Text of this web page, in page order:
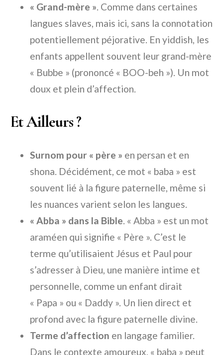
« Grand-mère ». Comme dans certaines
langues slaves, mais ici, sans la connotation
potentiellement péjorative. En yiddish, les
enfants appellent souvent leur grand-mère
« Bubbe » (prononcé « BOO-beh »). Un mot
doux et plein d’affection.
Et Ailleurs ?
Surnom pour « père » en persan et en
shona. Décidément, ce mot « baba » est
souvent lié à la figure paternelle, même si
les nuances varient selon les langues.
« Abba » dans la Bible. « Abba » est un mot
araméen qui signifie « Père ». C’est le
terme qu’utilisaient Jésus et Paul pour
s’adresser à Dieu, une manière intime et
personnelle, comme un enfant dirait
« Papa » ou « Daddy ». Un lien direct et
profond avec la figure paternelle divine.
Terme d’affection en langage familier.
Dans le contexte amoureux, « baba » peut